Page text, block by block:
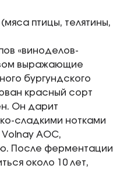
птицы, телятины,
«виноделов-
выражающие
бургундского
красный сорт
Он дарит
сладкими нотками
AOC,
После ферментации
около 10 лет,